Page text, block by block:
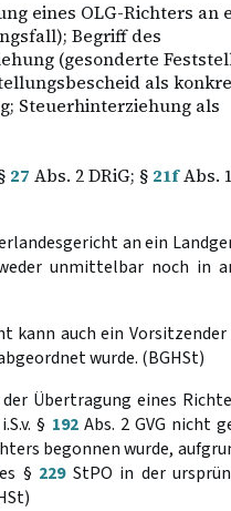
eines OLG-Richters an
Begriff des
(gesonderte
als
Steuerhinterziehung als
27 Abs. 2 DRiG; § 21fAbs. 1
an ein
unmittelbar noch in
kann auch ein
wurde. (BGHSt)
Übertragung eines
§ 192Abs. 2 GVG nicht
begonnen wurde,
§ 229StPO in der